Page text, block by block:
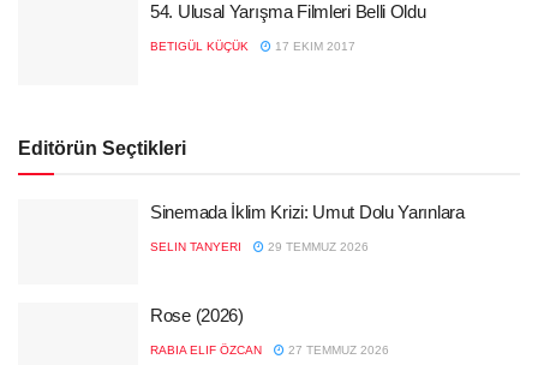
54. Ulusal Yarışma Filmleri Belli Oldu
BETIGÜL KÜÇÜK 17 EKIM 2017
Editörün Seçtikleri
Sinemada İklim Krizi: Umut Dolu Yarınlara
SELIN TANYERI 29 TEMMUZ 2026
Rose (2026)
RABIA ELIF ÖZCAN 27 TEMMUZ 2026